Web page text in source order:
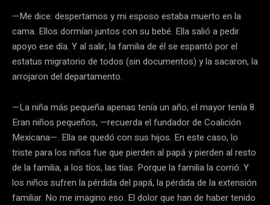
—Me dice: despertamos y mi esposo estaba muerto en la
cama. Ellos dormían juntos con su bebé. Ella salió a pedir
apoyo ese día. Y al salir, la familia de él se espantó por el
estatus migratorio de todos (sin documentos) y la sacaron, la
arrojaron del departamento.
—La niña más pequeña apenas tenía un año, el mayor tenía 8.
Eran niños pequeños, —recuerda el fundador de Coalición
Mexicana—. Ella se quedó con sus hijos. En este caso, lo
triste para los niños fue que pierden al papá y pierden al resto
de la familia, a los tíos, las tías. Porque la familia la corrió. Y
los niños sufren la pérdida del papá, la pérdida de la extensión
familiar. No me imagino eso. El dolor que han de haber tenido